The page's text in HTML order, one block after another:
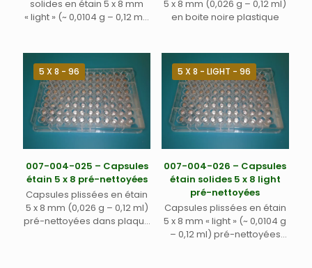
solides en étain 5 x 8 mm
« light » (~ 0,0104 g – 0,12 ml)
5 x 8 mm (0,026 g – 0,12 ml)
en boite noire plastique
5 X 8 - 96
007-004-025 – Capsules
étain 5 x 8 pré-nettoyées
Capsules plissées en étain
5 x 8 mm (0,026 g – 0,12 ml)
pré-nettoyées dans plaque
5 X 8 - LIGHT - 96
007-004-026 – Capsules
étain solides 5 x 8 light
pré-nettoyées
Capsules plissées en étain
5 x 8 mm « light » (~ 0,0104 g
– 0,12 ml) pré-nettoyées